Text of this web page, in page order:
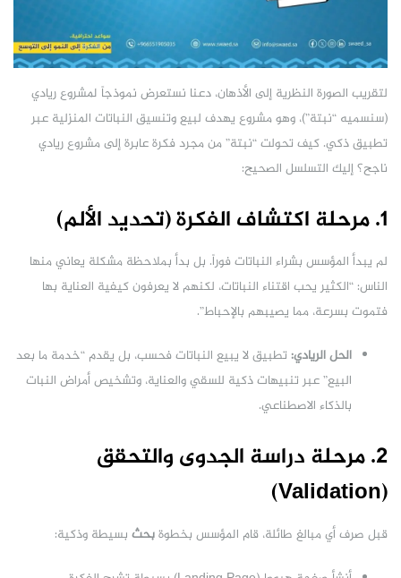
لتقريب الصورة النظرية إلى الأذهان، دعنا نستعرض نموذجاً لمشروع ريادي
(سنسميه “نبتة”)، وهو مشروع يهدف لبيع وتنسيق النباتات المنزلية عبر
تطبيق ذكي. كيف تحولت “نبتة” من مجرد فكرة عابرة إلى مشروع ريادي
ناجح؟ إليك التسلسل الصحيح:
1. مرحلة اكتشاف الفكرة (تحديد الألم)
لم يبدأ المؤسس بشراء النباتات فوراً. بل بدأ بملاحظة مشكلة يعاني منها
الناس: “الكثير يحب اقتناء النباتات، لكنهم لا يعرفون كيفية العناية بها
فتموت بسرعة، مما يصيبهم بالإحباط”.
الحل الريادي: تطبيق لا يبيع النباتات فحسب، بل يقدم “خدمة ما بعد
البيع” عبر تنبيهات ذكية للسقي والعناية، وتشخيص أمراض النبات
بالذكاء الاصطناعي.
2. مرحلة دراسة الجدوى والتحقق
(Validation)
قبل صرف أي مبالغ طائلة، قام المؤسس بخطوةبحث بسيطة وذكية: